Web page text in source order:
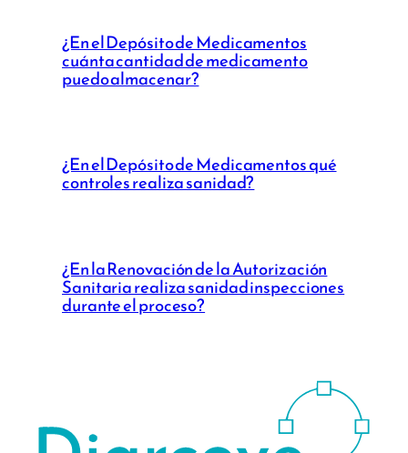
¿En el Depósito de Medicamentos
cuánta cantidad de medicamento
puedo almacenar?
¿En el Depósito de Medicamentos qué
controles realiza sanidad?
¿En la Renovación de la Autorización
Sanitaria realiza sanidad inspecciones
durante el proceso?